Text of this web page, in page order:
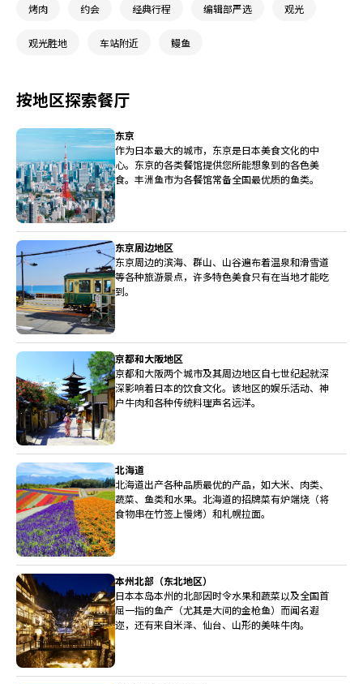
烤肉 约会 经典行程 编辑部严选 观光
观光胜地 车站附近 鳗鱼
按地区探索餐厅
东京
作为日本最大的城市，东京是日本美食文化的中
心。东京的各类餐馆提供您所能想象到的各色美
食。丰洲鱼市为各餐馆常备全国最优质的鱼类。
东京周边地区
东京周边的滨海、群山、山谷遍布着温泉和滑雪道
等各种旅游景点，许多特色美食只有在当地才能吃
到。
京都和大阪地区
京都和大阪两个城市及其周边地区自七世纪起就深
深影响着日本的饮食文化。该地区的娱乐活动、神
户牛肉和各种传统料理声名远洋。
北海道
北海道出产各种品质最优的产品，如大米、肉类、
蔬菜、鱼类和水果。北海道的招牌菜有炉端烧（将
食物串在竹签上慢烤）和札幌拉面。
本州北部（东北地区）
日本本岛本州的北部因时令水果和蔬菜以及全国首
屈一指的鱼产（尤其是大间的金枪鱼）而闻名遐
迩，还有来自米泽、仙台、山形的美味牛肉。